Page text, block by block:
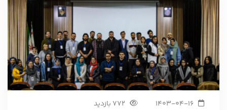
1403-04-16 772 بازدید